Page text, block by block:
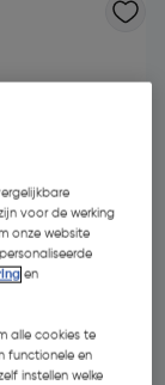
voor de werking
onze website
en
alle cookies te
functionele en
instellen welke